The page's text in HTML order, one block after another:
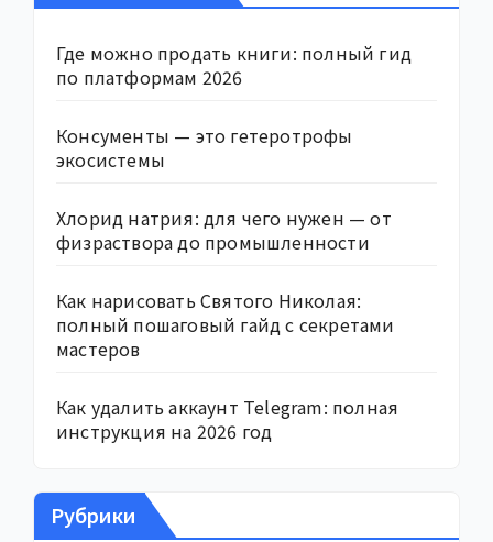
Где можно продать книги: полный гид
по платформам 2026
Консументы — это гетеротрофы
экосистемы
Хлорид натрия: для чего нужен — от
физраствора до промышленности
Как нарисовать Святого Николая:
полный пошаговый гайд с секретами
мастеров
Как удалить аккаунт Telegram: полная
инструкция на 2026 год
Рубрики